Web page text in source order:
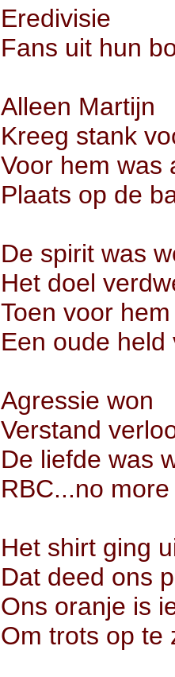
Eredivisie
Fans uit hun
Alleen Martijn
Kreeg stank
Voor hem was
Plaats op de
De spirit was
Het doel
Toen voor
Een oude held
Agressie won
Verstand
De liefde was
RBC...no more
Het shirt ging
Dat deed ons
Ons oranje is
Om trots op te